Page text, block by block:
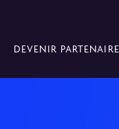
DEVENIR PARTENAIRE